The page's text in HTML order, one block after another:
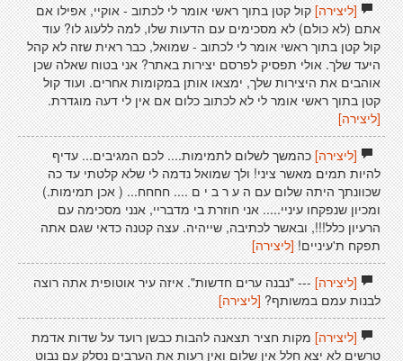
[ליצירה]קול קטן בתוך ראשי אומר לי לכתוב - אוקיי, אפילו אם
אתם (לא כולם) לא מסכימים עם הדעות שלו, למה ללעוג לו? עוד
קול קטן בתוך ראשי אומר לי לכתוב - שמואל, כבר ראית שזה לא קהל
היעד שלך. אולי תפסיק לפרסם יצירות באתר? אני בטוח שאלה שכן
אוהבים את היצירות שלך, ימצאו אותן במקומות אחרים. ועוד קול
קטן בתוך ראשי אומר לי לא לכתוב כלום אם אין לי דעה מוגדרת.
[ליצירה]
[ליצירה]כהמשך לשלום לתמימות.... לכם המגיבים... עדיף
להיות תמים מאשר ציני! ולך שמואל נדמה לי שלא קלטתי עד כה
שכוונתך היתה שלום עם ה ע ר ב י ם .... חחחח... ( אכן תמימות.)
ומכיון שנפקחו עיניי..... אני חוזרת בי מדבריי, אנני מסכימה עם
הרעיון כלל!!!, ובאשר לכתיבה, שייהיה. עצה קטנה כדאי שגם אתה
תפקח ת'עיניים! [ליצירה]
[ליצירה]--- "נבנה ערים חדשות". איזה עיר אוטופית אתה רוצה
לבנות עמם במשותף? [ליצירה]
[ליצירה]מקות חציר תצאנה להבות כבשן רועד על שדות אדמת
טרשים לא יצא חלל אין שלום ואין רעות את הערבים נסלק עם נבוט